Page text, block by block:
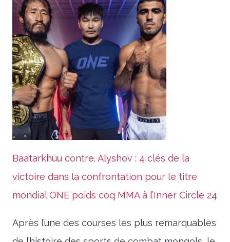
Baatarkhuu contre. Alyshov : 4 clés de la
victoire dans la confrontation pour le titre
mondial ONE poids coq MMA à l’Inner Circle 24
Après l’une des courses les plus remarquables